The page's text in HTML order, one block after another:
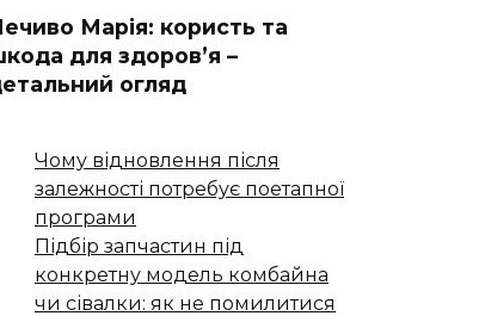
Марія: користь та
для здоров’я –
огляд
Чому відновлення після
залежності потребує поетапної
програми
Підбір запчастин під
конкретну модель комбайна
чи сівалки: як не помилитися